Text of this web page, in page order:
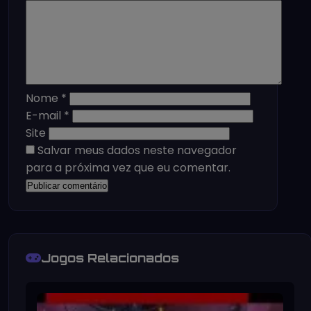
Nome *
E-mail *
Site
Salvar meus dados neste navegador
para a próxima vez que eu comentar.
Jogos Relacionados